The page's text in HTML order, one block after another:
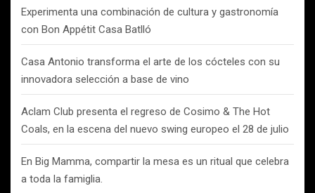
Experimenta una combinación de cultura y gastronomía
con Bon Appétit Casa Batlló
Casa Antonio transforma el arte de los cócteles con su
innovadora selección a base de vino
Aclam Club presenta el regreso de Cosimo & The Hot
Coals, en la escena del nuevo swing europeo el 28 de julio
En Big Mamma, compartir la mesa es un ritual que celebra
a toda la famiglia.